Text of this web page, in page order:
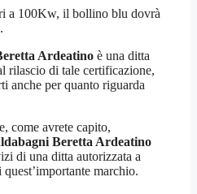
a 100Kw, il bollino blu dovrà
Ardeatino è una ditta
rilascio di tale certificazione,
anche per quanto riguarda
come avrete capito,
Beretta Ardeatino
di una ditta autorizzata a
marchio.